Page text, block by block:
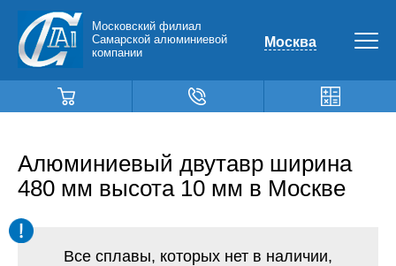
Московский филиал
Самарской алюминиевой
компании
Москва
Алюминиевый двутавр ширина
480 мм высота 10 мм в Москве
Все сплавы, которых нет в наличии,